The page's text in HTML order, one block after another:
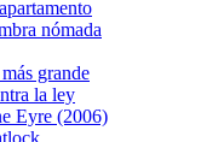
nómada
grande
la ley
Eyre (2006)